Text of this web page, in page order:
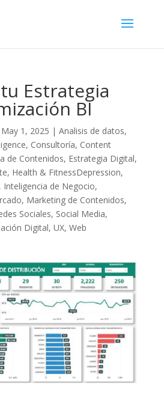
Estrategia
BI
May 1, 2025 | Analisis de datos,
, Consultoría, Content
de Contenidos, Estrategia Digital,
, Health & FitnessDepression,
, Inteligencia de Negocio,
, Marketing de Contenidos,
Sociales, Social Media,
Digital, UX, Web